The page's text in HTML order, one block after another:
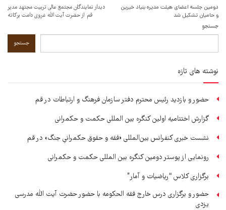
دومین جلسه اعضای هیئت مدیره بنیاد خیرین
و حامیان تشکیل شد
دیدار نمایندگان مجتمع عالی تربیت مجتهد مدیر
قم از حضرت آیت الله غروی دامت برکاته
جستجو
جستجو
نوشته های تازه
حضور و بازدید رئیس محترم دفتر سازمان فرهنگ و ارتباطات در قم
گزارش اختتامیه اولین کنگره بین المللی حکمت و حکمرانی
نشست خبری کنفرانس بین‌المللی «فقه و حقوق حکمرانیِ جنگ» در قم
رونمایی از پوستر دومین کنگره بین المللی حکمت و حکمرانی
برگزاری کلاس “ریاضیات و آمار”
حضور و برگزاری درس خارج فقه الحکومه با حضور حضرت آیت الله مدرسی
یزدی